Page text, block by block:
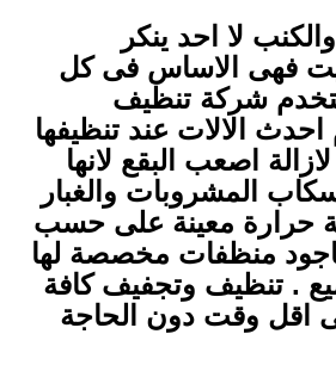
لا احد ينكر
فهى الاساس فى كل
شركة تنظيف
الالات عند تنظيفها
اصعب البقع لانها
المشروبات والغبار
حرارة معينة على حسب
منظفات مخصصة لها
. تنظيف وتجفيف كافة
فى اقل وقت دون الحاجة